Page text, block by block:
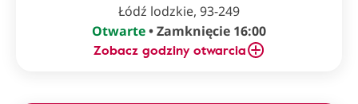
Łódź lodzkie, 93-249
Otwarte• Zamknięcie 16:00
Zobacz godziny otwarcia